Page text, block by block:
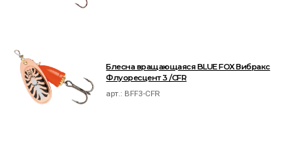
Блесна вращающаяся BLUE FOX Вибракс
Флуоресцент 3 /CFR
арт.: BFF3-CFR